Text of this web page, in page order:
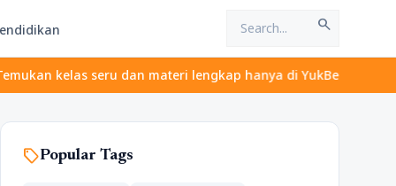
search
seru dan materi lengkap hanya di YukBelajar.com.
sellPopular Tags